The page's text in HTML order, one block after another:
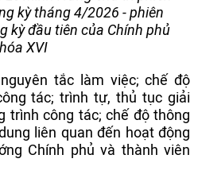
kỳ tháng 4/2026 - phiên
kỳ đầu tiên của Chính phủ
XVI
tắc làm việc; chế độ
tác; trình tự, thủ tục giải
trình công tác; chế độ thông
liên quan đến hoạt động
Chính phủ và thành viên